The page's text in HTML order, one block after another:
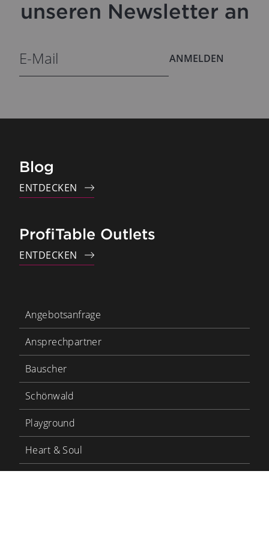
unseren Newsletter an
ANMELDEN
Blog
ENTDECKEN
ProfiTable Outlets
ENTDECKEN
Angebotsanfrage
Ansprechpartner
Bauscher
Schönwald
Playground
Heart & Soul